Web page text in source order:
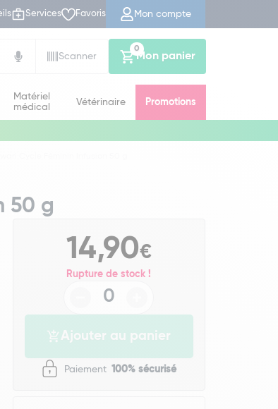
Services Favoris Mon compte
Scanner
Mon panier
0
Matériel
médical
Vétérinaire Promotions
50 g
14,90€
Rupture de stock !
Ajouter au panier
Paiement 100% sécurisé